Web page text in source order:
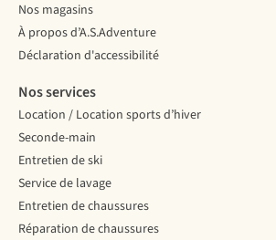
Nos magasins
À propos d’A.S.Adventure
Déclaration d'accessibilité
Nos services
Location / Location sports d’hiver
Seconde-main
Entretien de ski
Service de lavage
Entretien de chaussures
Réparation de chaussures